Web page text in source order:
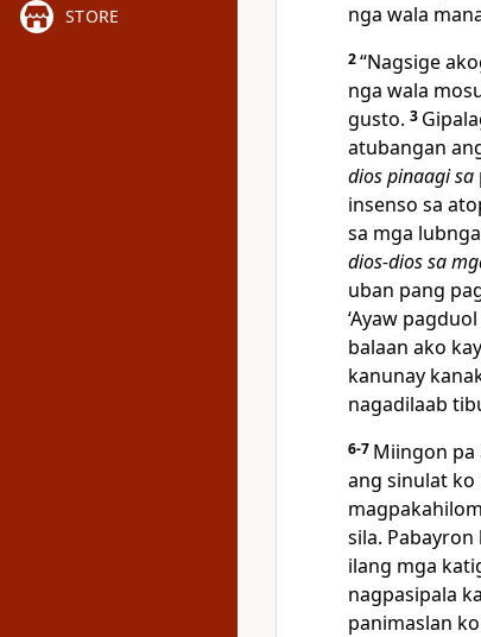
STORE
nga wala
2“Nagsige
nga wala
gusto. 3
atubangan
dios pinaagi sa
insenso sa
sa mga
dios-dios sa
uban pang
‘Ayaw
balaan ako
kanunay
nagadilaab
6-7 Miingon pa
ang sinulat ko
sila. Pabayron
ilang mga
nagpasipala
panimaslan